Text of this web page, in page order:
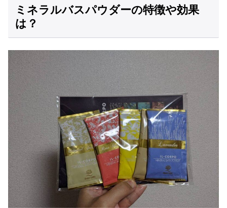
ミネラルバスパウダーの特徴や効果
は？